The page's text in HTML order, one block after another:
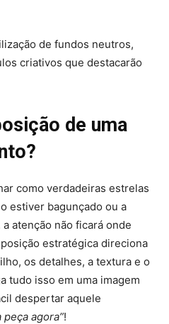
de fundos neutros,
criativos que destacarão
de uma
como verdadeiras estrelas
estiver bagunçado ou a
atenção não ficará onde
estratégica direciona
os detalhes, a textura e o
tudo isso em uma imagem
despertar aquele
peça agora”!